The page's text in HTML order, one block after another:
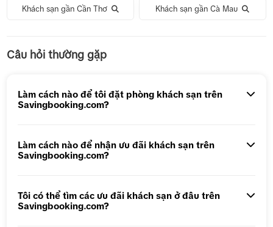
Khách sạn gần Cần Thơ Khách sạn gần Cà Mau
Tour 5N4Đ Hà Nội – Bali – Hà Nội
Tour 1 Ngày Động Phong Nha
Câu hỏi thường gặp
Làm cách nào để tôi đặt phòng khách sạn trên
Savingbooking.com?
Làm cách nào để nhận ưu đãi khách sạn trên
Savingbooking.com?
Tôi có thể tìm các ưu đãi khách sạn ở đâu trên
Savingbooking.com?